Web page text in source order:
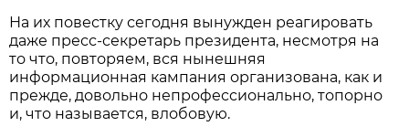
На их повестку сегодня вынужден реагировать
даже пресс-секретарь президента, несмотря на
то что, повторяем, вся нынешняя
информационная кампания организована, как и
прежде, довольно непрофессионально, топорно
и, что называется, влобовую.